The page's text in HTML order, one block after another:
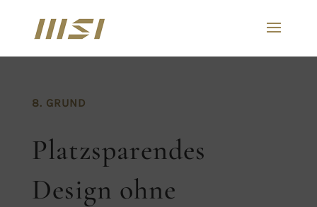
8. GRUND
Platzsparendes
Design ohne